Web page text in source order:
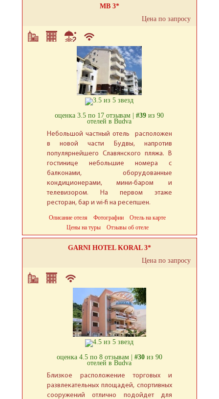
MB 3*
Цена по запросу
оценка 3.5 по 17 отзывам |#39 из 90
отелей в Budva
Небольшой частный отель расположен
в новой части Будвы, напротив
популярнейшего Славянского пляжа. В
гостинице небольшие номера с
балконами, оборудованные
кондиционерами, мини-баром и
телевизором. На первом этаже
ресторан, бар и wi-fi на ресепшен.
Описание отеля Фотографии
Отель на карте
Цены на туры
Отзывы об отеле
GARNI HOTEL KORAL 3*
Цена по запросу
оценка 4.5 по 8 отзывам | #30из 90
отелей в Budva
Близкое расположение торговых и
развлекательных площадей, спортивных
сооружений отлично подойдет для